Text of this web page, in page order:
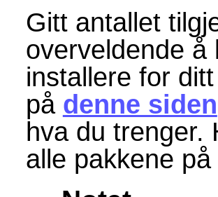
Gitt antallet
overveldende å
installere for
på denne siden
hva du trenger.
alle pakkene